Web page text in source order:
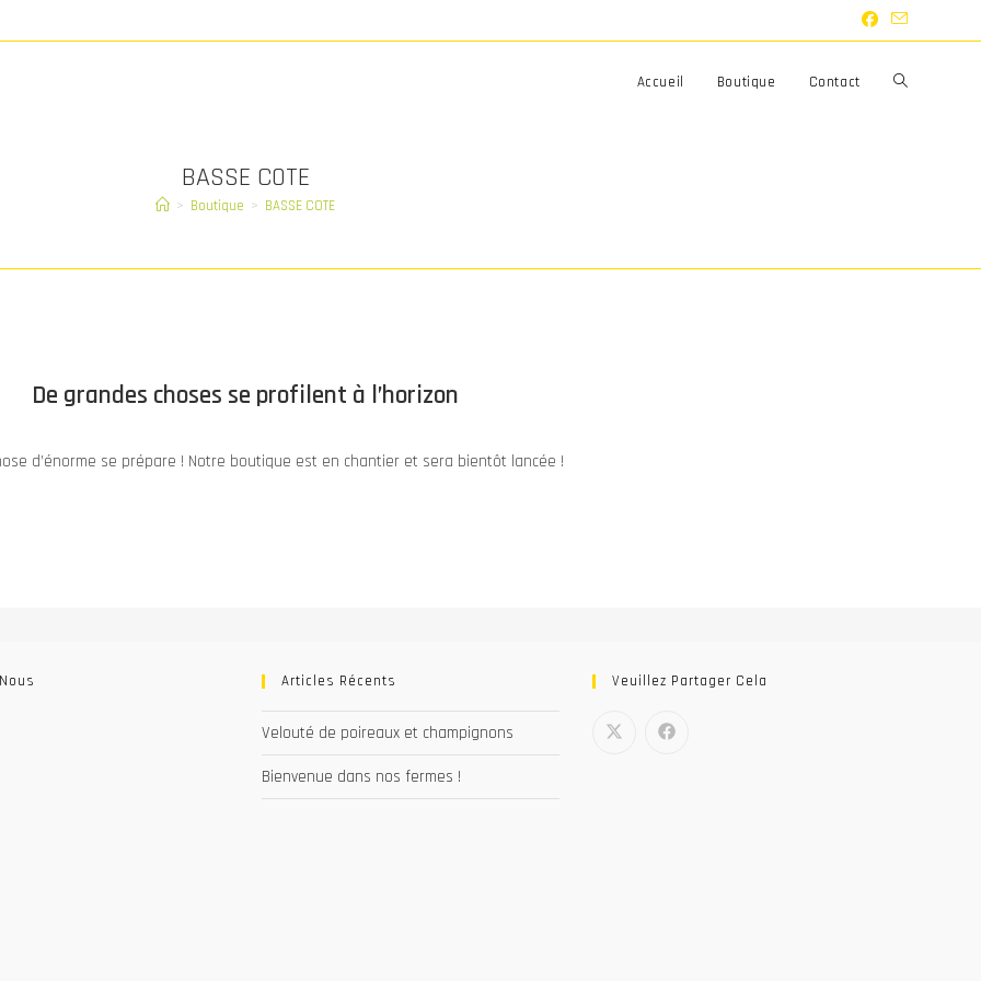
Accueil Boutique Contact Toggle
BASSE COTE
> Boutique > BASSE COTE
De grandes choses se profilent à l’horizon
d’énorme se prépare ! Notre boutique est en chantier et sera bientôt lancée !
Articles Récents
Velouté de poireaux et champignons
Bienvenue dans nos fermes !
Veuillez Partager Cela